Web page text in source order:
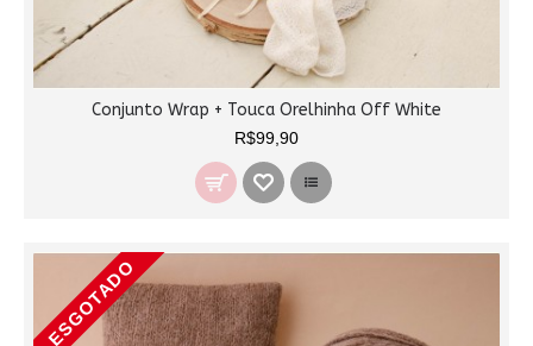
Conjunto Wrap + Touca Orelhinha Off White
R$99,90
ESGOTADO